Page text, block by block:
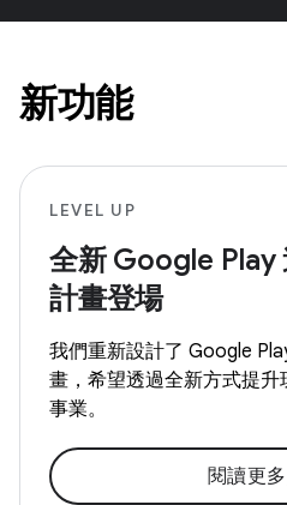
新功能
LEVEL UP
全新 Google Play
計畫登場
我們重新設計了 Google
畫，希望透過全新方式提
事業。
閱讀更